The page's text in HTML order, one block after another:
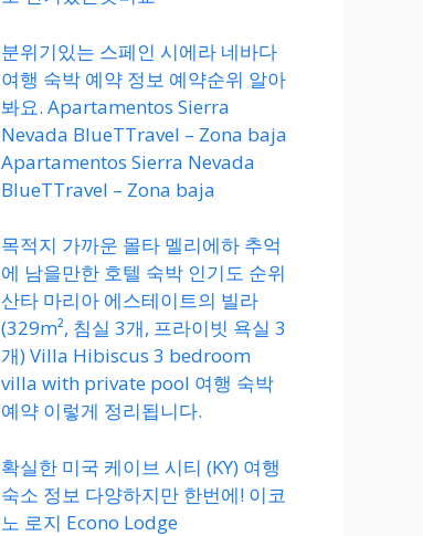
분위기있는 스페인 시에라 네바다
여행 숙박 예약 정보 예약순위 알아
봐요. Apartamentos Sierra
Nevada BlueTTravel – Zona baja
Apartamentos Sierra Nevada
BlueTTravel – Zona baja
목적지 가까운 몰타 멜리에하 추억
에 남을만한 호텔 숙박 인기도 순위
산타 마리아 에스테이트의 빌라
(329m², 침실 3개, 프라이빗 욕실 3
개) Villa Hibiscus 3 bedroom
villa with private pool 여행 숙박
예약 이렇게 정리됩니다.
확실한 미국 케이브 시티 (KY) 여행
숙소 정보 다양하지만 한번에! 이코
노 로지 Econo Lodge